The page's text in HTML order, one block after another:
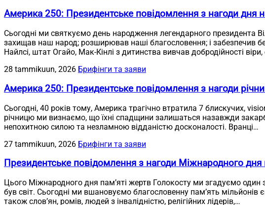
Америка 250: Президентське повідомлення з нагоди дня
Сьогодні ми святкуємо день народження легендарного президента
захищав наш народ; розширював наші благословення; і забезпечив
Найлсі, штат Огайо, Мак-Кінлі з дитинства вивчав добродійності
28 tammikuun, 2026 Брифінги та заяви
Америка 250: Президентське повідомлення з нагоди
Сьогодні, 40 років тому, Америка трагічно втратила 7 блискучих,
річницю ми визнаємо, що їхні спадщини залишаться назавжди
непохитною силою та незламною відданістю досконалості. Вранці…
27 tammikuun, 2026 Брифінги та заяви
Президентське повідомлення з нагоди Міжнародного дня
Цього Міжнародного дня пам’яті жертв Голокосту ми згадуємо один
був світ. Сьогодні ми вшановуємо благословенну пам’ять мільйонів
також слов’ян, ромів, людей з інвалідністю, релігійних лідерів,…